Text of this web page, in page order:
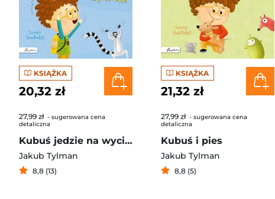
KSIĄŻKA
20,32 zł
27,99 zł - sugerowana cena
detaliczna
Kubuś jedzie na wycieczkę
Jakub Tylman
8,8 (13)
KSIĄŻKA
21,32 zł
27,99 zł - sugerowana cena
detaliczna
Kubuś i pies
Jakub Tylman
8,8 (5)